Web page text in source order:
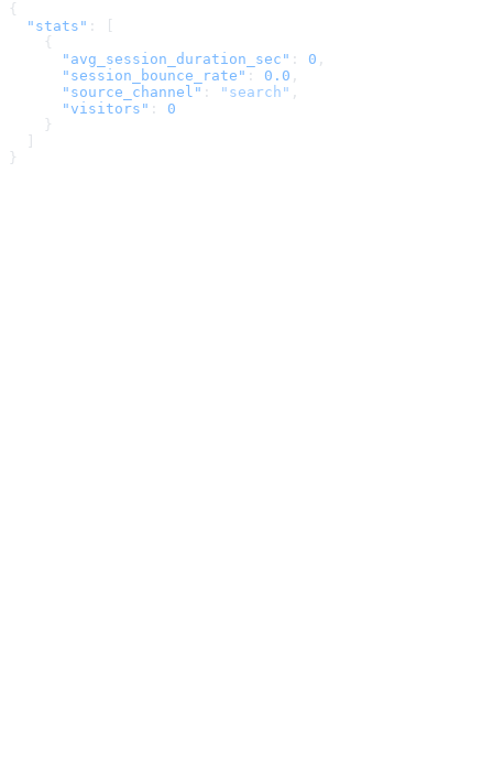
{
  "stats"
: [
    {
      "avg_session_duration_sec"
: 0 ,
      "session_bounce_rate"
: 0.0 ,
      "source_channel"
: "search" ,
      "visitors"
: 0
    }
}